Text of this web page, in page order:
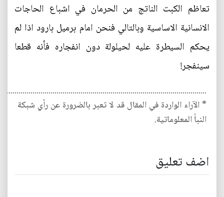
تعاظم الكبت الناتج من الحرمان في اشباع الحاجات
الانسانية الاساسية وبالتالي فنحن امام برميل بارود اذا لم
يحكم السيطرة عليه لحيلولة دون انفجاره فأنه قطعا
سينفجر!
* الآراء الواردة في المقال قد لا تعبر بالضرورة عن رأي شبكة
النبأ المعلوماتية.
اضف تعليق